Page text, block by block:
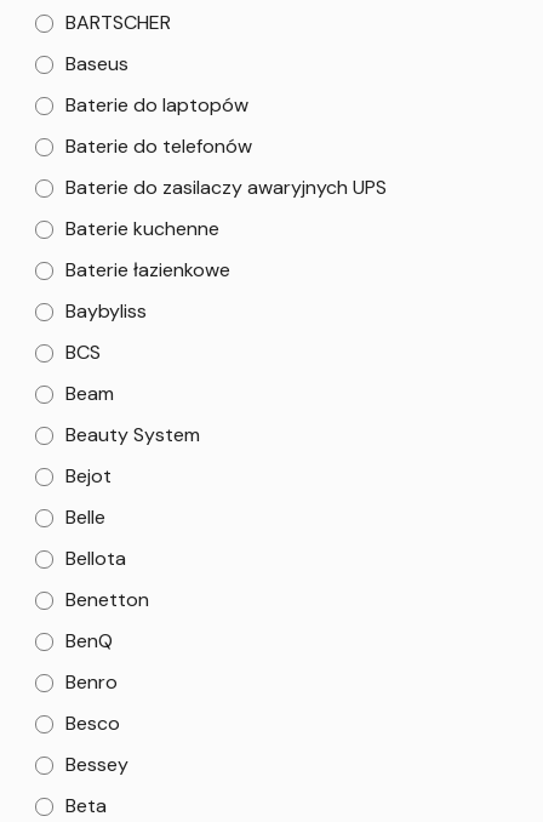
BARTSCHER
Baseus
Baterie do laptopów
Baterie do telefonów
Baterie do zasilaczy awaryjnych UPS
Baterie kuchenne
Baterie łazienkowe
Baybyliss
BCS
Beam
Beauty System
Bejot
Belle
Bellota
Benetton
BenQ
Benro
Besco
Bessey
Beta